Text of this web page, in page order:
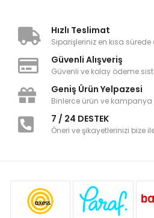
Hızlı Teslimat
Siparişleriniz en kısa sürede
Güvenli Alışveriş
Güvenli ve kolay ödeme
Geniş Ürün Yelpazesi
Binlerce ürün ve kampanya
7 / 24 DESTEK
Öneri ve şikayetlerinizi bize